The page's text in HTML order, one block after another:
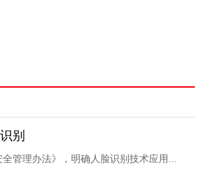
别
管理办法》，明确人脸识别技术应用...